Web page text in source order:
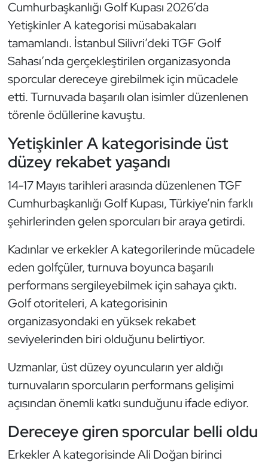
Cumhurbaşkanlığı Golf Kupası 2026’da
Yetişkinler A kategorisi müsabakaları
tamamlandı. İstanbul Silivri’deki TGF Golf
Sahası’nda gerçekleştirilen organizasyonda
sporcular dereceye girebilmek için mücadele
etti. Turnuvada başarılı olan isimler düzenlenen
törenle ödüllerine kavuştu.
Yetişkinler A kategorisinde üst
düzey rekabet yaşandı
14-17 Mayıs tarihleri arasında düzenlenen TGF
Cumhurbaşkanlığı Golf Kupası, Türkiye’nin farklı
şehirlerinden gelen sporcuları bir araya getirdi.
Kadınlar ve erkekler A kategorilerinde mücadele
eden golfçüler, turnuva boyunca başarılı
performans sergileyebilmek için sahaya çıktı.
Golf otoriteleri, A kategorisinin
organizasyondaki en yüksek rekabet
seviyelerinden biri olduğunu belirtiyor.
Uzmanlar, üst düzey oyuncuların yer aldığı
turnuvaların sporcuların performans gelişimi
açısından önemli katkı sunduğunu ifade ediyor.
Dereceye giren sporcular belli oldu
Erkekler A kategorisinde Ali Doğan birinci
Eskrim
Futbol
Genel
Golf
Güreş
Halter
Hava Sporları
Hentbol
İşitme Engelli Sporcular
Judo ve Kuraş
Kano ve Rafting
Karate
Kempo